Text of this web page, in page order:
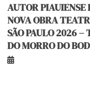
AUTOR
NOVA OBRA
SÃO PAULO 2026 –
DO MORRO DO